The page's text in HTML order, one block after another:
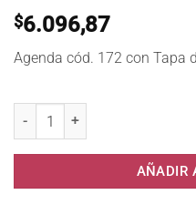
$6.096,87
Agenda cód. 172 con Tapa
AÑADIR